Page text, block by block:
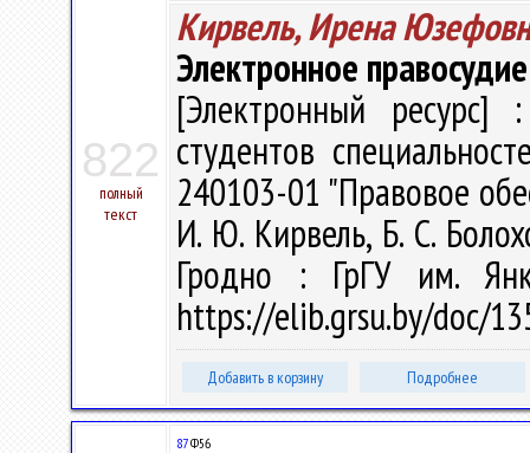
822
полный
текст
Кирвель, Ирена
Электронное правосудие
[Электронный ресурс]
студентов
240103-01 "Правовое
И. Ю. Кирвель, Б. С.
Гродно : ГрГУ им.
https://elib.grsu.by/doc/
Добавить в корзину Подробнее
87Ф56